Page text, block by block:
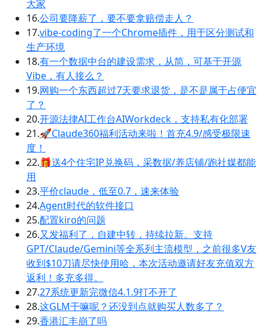
大家
16.公司要降薪了，要不要拿赔偿走人？
17.vibe-coding了一个Chrome插件，用于区分测试和
生产环境
18.有一个数据中台的建设需求，从简，可基于开源
Vibe，有人接么？
19.网购一个东西超过7天要求退货，是不是属于占便宜
了？
20.开源法律AI工作台AIWorkdeck，支持私有化部署
21.🚀Claude360福利活动来啦！首充4.9/感受极限速
度！
22.🎁送4个住宅IP兑换码，采数据/养店铺/跑社媒都能
用
23.平价claude，低至0.7，速来体验
24.Agent时代的软件接口
25.配置kiro的问题
26.又发福利了，自建中转，持续拉新。支持
GPT/Claude/Gemini等全系列主流模型，之前很多V友
收到$10刀请尽快使用哈，本次活动邀请好友充值双方
返利！多充多得。
27.27系统更新完微信4.1.9打不开了
28.这GLM干嘛呢？还没到点就购买人数多了？
29.香港汇丰崩了吗